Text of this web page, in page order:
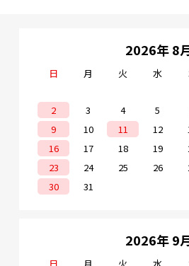
2026年 8
日 月 火 水
2
3 4 5
9
10 11 12
16
17 18 19
23
24 25 26
30
31
2026年 9
日 月 火 水